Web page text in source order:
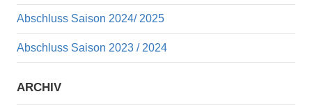
Abschluss Saison 2024/ 2025
Abschluss Saison 2023 / 2024
ARCHIV